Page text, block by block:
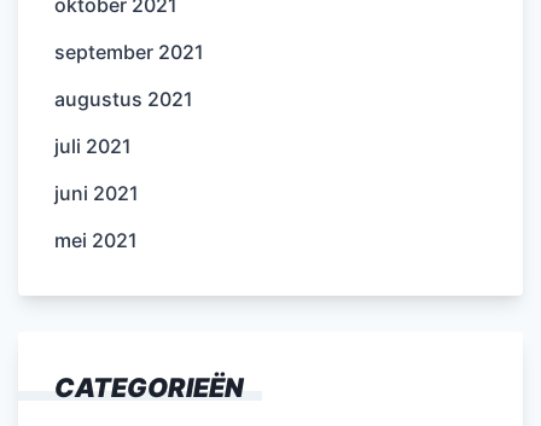
oktober 2021
september 2021
augustus 2021
juli 2021
juni 2021
mei 2021
CATEGORIEËN